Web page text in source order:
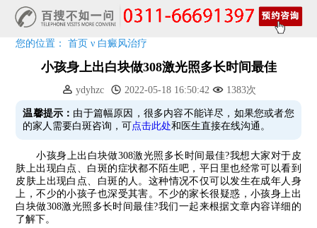
预约从速!远大白转黑分享活动即将开幕!特邀北京专家来院坐诊!
您的位置：首页 ν 白癜风治疗
小孩身上出白块做308激光照多长时间最佳
ydyhzc 2022-05-18 16:50:42 1383次
温馨提示： 由于篇幅原因，很多内容不能详尽，如果您或者您
的家人需要白斑咨询，可点击此处和医生直接在线沟通。
小孩身上出白块做308激光照多长时间最佳?我想大家对于皮
肤上出现白点、白斑的症状都不陌生吧，平日里也经常可以看到
皮肤上出现白点、白斑的人。这种情况不仅可以发生在成年人身
上，不少的小孩子也深受其害。不少的家长很疑惑，小孩身上出
白块做308激光照多长时间最佳?我们一起来根据文章内容详细的
了解下。